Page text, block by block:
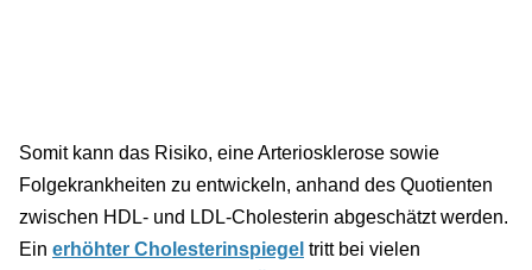
Somit kann das Risiko, eine Arteriosklerose sowie
Folgekrankheiten zu entwickeln, anhand des Quotienten
zwischen HDL- und LDL-Cholesterin abgeschätzt werden.
Ein erhöhter Cholesterinspiegel tritt bei vielen